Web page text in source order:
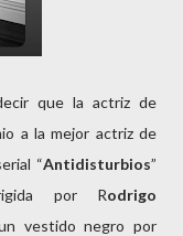
que la actriz de
a la mejor actriz de
“Antidisturbios”
por Rodrigo
vestido negro por